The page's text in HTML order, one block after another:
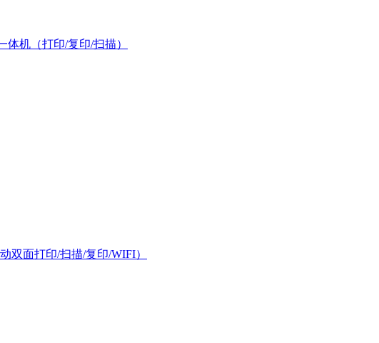
机（打印/复印/扫描）
双面打印/扫描/复印/WIFI）